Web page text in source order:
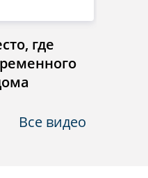
где
Все видео